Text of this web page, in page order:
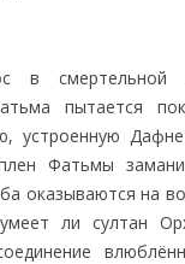
в смертельной
пытается
устроенную
Фатьмы
оказываются на
ли султан